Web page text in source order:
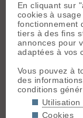
A
antonin [10
bonjour,
je voulais savoir
orbs en 179cm
quoi!
en fait elle sont
les cotes des
L : 160, l patin
En cliquant sur
cookies à
fonctionnement
tiers à des fins
annonces pour
adaptées à vos
Vous pouvez à
des
conditions
Cookies